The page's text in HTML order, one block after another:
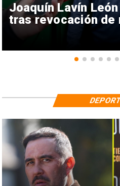
Joaquín Lavín
tras revocación de